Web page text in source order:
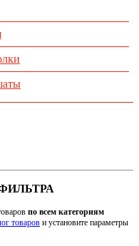
по всем категориям
товаров и установите параметры